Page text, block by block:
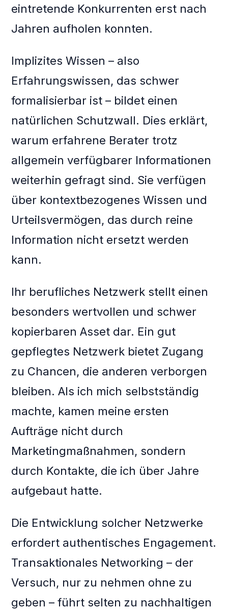
eintretende Konkurrenten erst nach
Jahren aufholen konnten.
Implizites Wissen – also
Erfahrungswissen, das schwer
formalisierbar ist – bildet einen
natürlichen Schutzwall. Dies erklärt,
warum erfahrene Berater trotz
allgemein verfügbarer Informationen
weiterhin gefragt sind. Sie verfügen
über kontextbezogenes Wissen und
Urteilsvermögen, das durch reine
Information nicht ersetzt werden
kann.
Ihr berufliches Netzwerk stellt einen
besonders wertvollen und schwer
kopierbaren Asset dar. Ein gut
gepflegtes Netzwerk bietet Zugang
zu Chancen, die anderen verborgen
bleiben. Als ich mich selbstständig
machte, kamen meine ersten
Aufträge nicht durch
Marketingmaßnahmen, sondern
durch Kontakte, die ich über Jahre
aufgebaut hatte.
Die Entwicklung solcher Netzwerke
erfordert authentisches Engagement.
Transaktionales Networking – der
Versuch, nur zu nehmen ohne zu
geben – führt selten zu nachhaltigen